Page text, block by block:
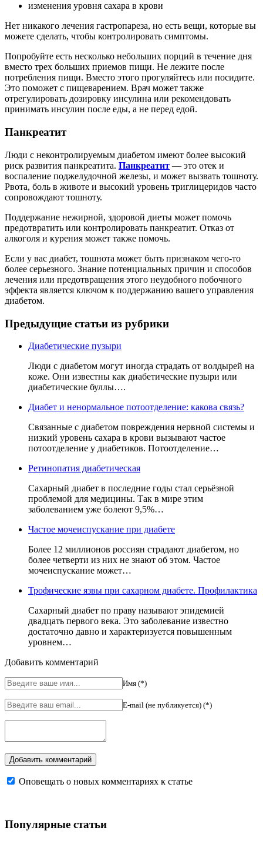
изменения уровня сахара в крови
Нет никакого лечения гастропареза, но есть вещи, которые вы
можете сделать, чтобы контролировать симптомы.
Попробуйте есть несколько небольших порций в течение дня
вместо трех больших приемов пищи. Не лежите после
потребления пищи. Вместо этого прогуляйтесь или посидите.
Это поможет с пищеварением. Врач может также
отрегулировать дозировку инсулина или рекомендовать
принимать инсулин после еды, а не перед едой.
Панкреатит
Люди с неконтролируемым диабетом имеют более высокий
риск развития панкреатита. Панкреатит — это отек и
воспаление поджелудочной железы, и может вызвать тошноту.
Рвота, боль в животе и высокий уровень триглицеридов часто
сопровождают тошноту.
Поддержание нежирной, здоровой диеты может помочь
предотвратить или контролировать панкреатит. Отказ от
алкоголя и курения может также помочь.
Если у вас диабет, тошнота может быть признаком чего-то
более серьезного. Знание потенциальных причин и способов
лечения или предотвращения этого неудобного побочного
эффекта является ключом к поддержанию вашего управления
диабетом.
Предыдущие статьи из рубрики
Диабетические пузыри
Люди с диабетом могут иногда страдать от волдырей на
коже. Они известны как диабетические пузыри или
диабетические буллы….
Диабет и ненормальное потоотделение: какова связь?
Связанные с диабетом повреждения нервной системы и
низкий уровень сахара в крови вызывают частое
потоотделение у диабетиков. Потоотделение…
Ретинопатия диабетическая
Сахарный диабет в последние годы стал серьёзной
проблемой для медицины. Так в мире этим
заболеванием уже болеют 9,5%…
Частое мочеиспускание при диабете
Более 12 миллионов россиян страдают диабетом, но
более четверти из них не знают об этом. Частое
мочеиспускание может…
Трофические язвы при сахарном диабете. Профилактика
Сахарный диабет по праву называют эпидемией
двадцать первого века. Это заболевание известно
достаточно давно и характеризуется повышенным
уровнем…
Добавить комментарий
Имя (*)
E-mail (не публикуется) (*)
Оповещать о новых комментариях к статье
Популярные статьи